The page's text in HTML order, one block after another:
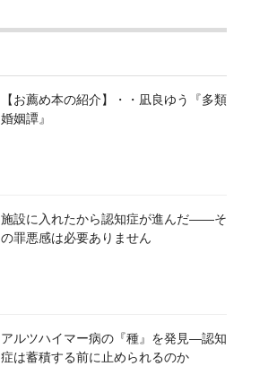
【お薦め本の紹介】・・凪良ゆう『多類
婚姻譚』
施設に入れたから認知症が進んだ――そ
の罪悪感は必要ありません
アルツハイマー病の『種』を発見―認知
症は蓄積する前に止められるのか